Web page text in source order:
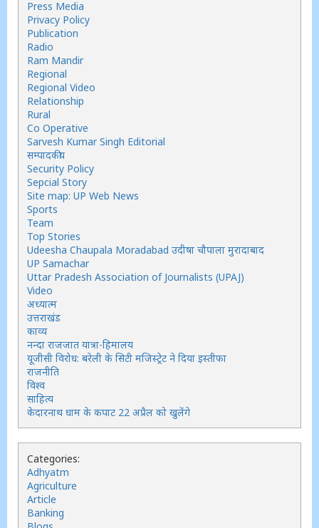
Press Media
Privacy Policy
Publication
Radio
Ram Mandir
Regional
Regional Video
Relationship
Rural
Co Operative
Sarvesh Kumar Singh Editorial
सम्पादकीय
Security Policy
Sepcial Story
Site map: UP Web News
Sports
Team
Top Stories
Udeesha Chaupala Moradabad उदीषा चौपाला मुरादाबाद
UP Samachar
Uttar Pradesh Association of Journalists (UPAJ)
Video
अध्यात्म
उत्तराखंड
काव्य
नन्दा राजजात यात्रा-हिमालय
यूजीसी विरोध: बरेली के सिटी मजिस्ट्रेट ने दिया इस्तीफा
राजनीति
विश्व
साहित्य
केदारनाथ धाम के कपाट 22 अप्रैल को खुलेंगे
Categories:
Adhyatm
Agriculture
Article
Banking